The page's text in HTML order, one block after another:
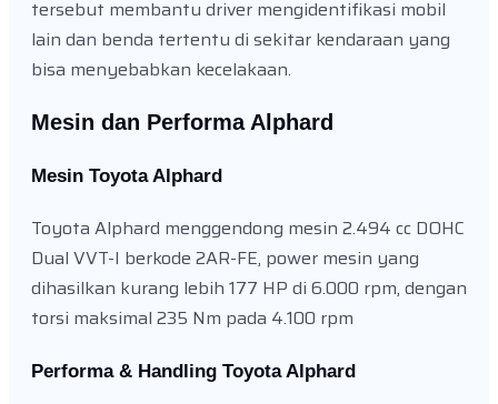
tersebut membantu driver mengidentifikasi mobil
lain dan benda tertentu di sekitar kendaraan yang
bisa menyebabkan kecelakaan.
Mesin dan Performa Alphard
Mesin Toyota Alphard
Toyota Alphard menggendong mesin 2.494 cc DOHC
Dual VVT-I berkode 2AR-FE, power mesin yang
dihasilkan kurang lebih 177 HP di 6.000 rpm, dengan
torsi maksimal 235 Nm pada 4.100 rpm
Performa & Handling Toyota Alphard